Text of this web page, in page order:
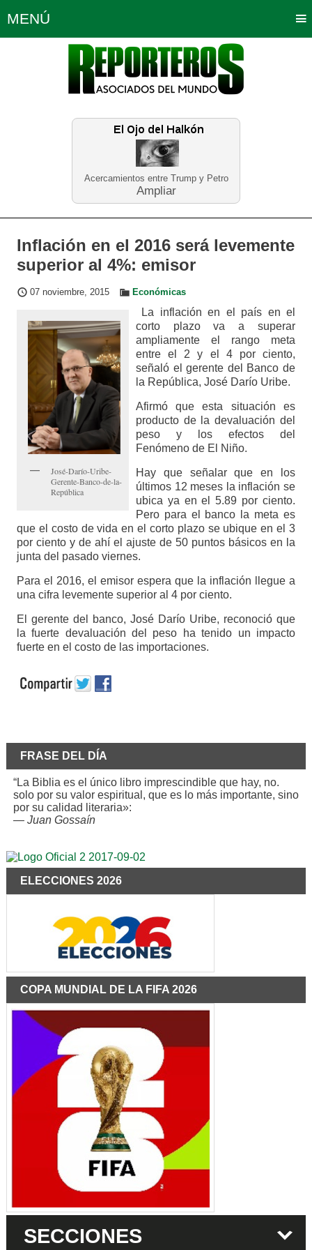
Acercamientos entre Trump y Petro
Ampliar
MENÚ
Política Opinión Bogotá
Planeta Tierra Deportes
Educación Neira
Inflación en el 2016 será levemente
superior al 4%: emisor
07 noviembre, 2015 Económicas
José-Darío-Uribe-
Gerente-Banco-de-la-
República
La inflación en el país en el
corto plazo va a superar
ampliamente el rango meta
entre el 2 y el 4 por ciento,
señaló el gerente del Banco de
la República, José Darío Uribe.
Afirmó que esta situación es
producto de la devaluación del
peso y los efectos del
Fenómeno de El Niño.
Hay que señalar que en los
últimos 12 meses la inflación se
ubica ya en el 5.89 por ciento.
Pero para el banco la meta es
que el costo de vida en el corto plazo se ubique en el 3
por ciento y de ahí el ajuste de 50 puntos básicos en la
junta del pasado viernes.
Para el 2016, el emisor espera que la inflación llegue a
una cifra levemente superior al 4 por ciento.
El gerente del banco, José Darío Uribe, reconoció que
la fuerte devaluación del peso ha tenido un impacto
fuerte en el costo de las importaciones.
FRASE DEL DÍA
“La Biblia es el único libro imprescindible que hay, no.
solo por su valor espiritual, que es lo más importante, sino
por su calidad literaria»:
— Juan Gossaín
ELECCIONES 2026
COPA MUNDIAL DE LA FIFA 2026
SECCIONES